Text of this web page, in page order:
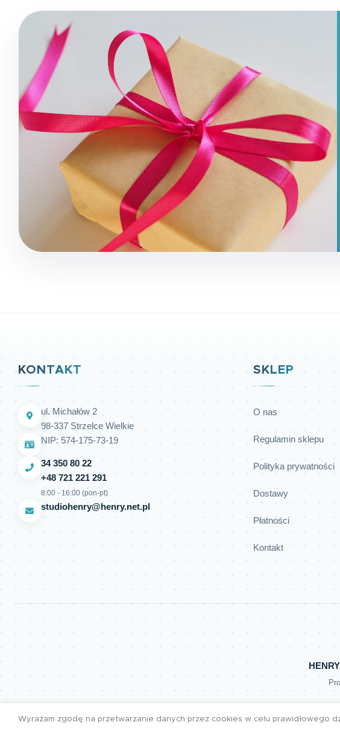
KONTAKT
ul. Michałów 2
98-337 Strzelce Wielkie
NIP: 574-175-73-19
34 350 80 22
+48 721 221 291
8:00 - 16:00 (pon-pt)
studiohenry@henry.net.pl
SKLEP
O nas
Regulamin sklepu
Polityka prywatności
Dostawy
Płatności
Kontakt
Wyrażam zgodę na przetwarzanie danych przez cookies w celu prawidłowego